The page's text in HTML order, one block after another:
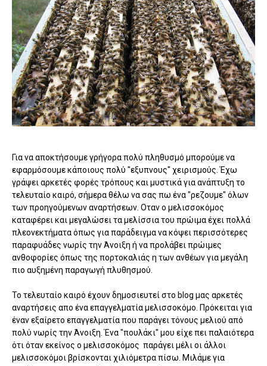
Για να αποκτήσουμε γρήγορα πολύ πληθυσμό μπορούμε να
εφαρμόσουμε κάποιους πολύ "εξυπνους" χειρισμούς. Έχω
γράψει αρκετές φορές τρόπους και μυστικά για ανάπτυξη το
τελευταίο καιρό, σήμερα θέλω να σας πω ένα "ρεζουμε" όλων
των προηγούμενων αναρτήσεων. Οταν ο μελισσοκόμος
καταφέρει και μεγαλώσει τα μελίσσια του πρώιμα έχει πολλά
πλεονεκτήματα όπως για παράδειγμα να κόψει περισσότερες
παραφυάδες νωρίς την Άνοιξη ή να προλάβει πρώιμες
ανθοφορίες όπως της πορτοκαλιάς η των ανθέων για μεγάλη
πιο αυξημένη παραγωγή πλυθησμού.
Το τελευταίο καιρό έχουν δημοσιευτεί στο blog μας αρκετές
αναρτήσεις απο ένα επαγγελματία μελισσοκόμο. Πρόκειται για
έναν εξαίρετο επαγγελματία που παράγει τόνους μελιού από
πολύ νωρίς την Άνοιξη. Ένα "πουλάκι" μου είχε πει παλαιότερα
ότι όταν εκείνος ο μελισσοκόμος παράγει μέλι οι άλλοι
μελισσοκόμοι βρίσκονται χιλιόμετρα πίσω. Μιλάμε για